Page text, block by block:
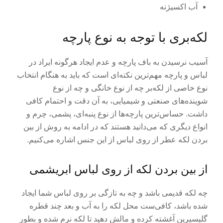
آب اکسیژنه
لکه‌بری با توجه به نوع پارچه
آسیب نرسیدن به باف پارچه و عدم ایجاد هرگونه ایراد در
لباس و پارچه مهم‌ترین نکته‌ای است که باید به هنگام انتخاب
نوع خاصی از لکه‌بر چه از نوع خانگی و چه از نوع
شوینده‌های صنعتی و شیمیایی، به آن دقت و احتمام کافی
داشت. حساس‌ترین پارچه‌ها از نوع پنبه‌ای، پشمی، چرم و
انواع دیگری که می‌دانید هستند که در ادامه به روش‌ از بین
بردن لکه عطر از روی لباس از این جنس اشاره می‌کنیم.
از بین بردن لکه از روی لباس ابریشمی
چه لکه قدیمی باشد و چه به تازگی بر روی لباس شما ایجاد
شده باشد، کافی‌ست محل لکه را به آب و بعد چند قطره
گلیسیرین آغشته کرده و مالش دهید تا لکه نرم شده و بطور